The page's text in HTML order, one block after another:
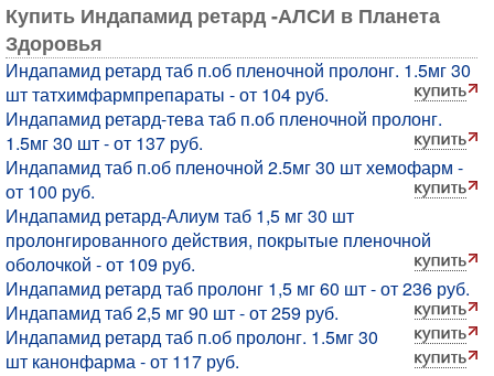
Купить Индапамид ретард -АЛСИ в Планета
Здоровья
Индапамид ретард таб п.об пленочной пролонг. 1.5мг 30
шт татхимфармпрепараты - от 104 руб.
Индапамид ретард-тева таб п.об пленочной пролонг.
1.5мг 30 шт - от 137 руб.
Индапамид таб п.об пленочной 2.5мг 30 шт хемофарм -
от 100 руб.
Индапамид ретард-Алиум таб 1,5 мг 30 шт
пролонгированного действия, покрытые пленочной
оболочкой - от 109 руб.
Индапамид ретард таб пролонг 1,5 мг 60 шт - от 236 руб.
Индапамид таб 2,5 мг 90 шт - от 259 руб.
Индапамид ретард таб п.об пролонг. 1.5мг 30
шт канонфарма - от 117 руб.